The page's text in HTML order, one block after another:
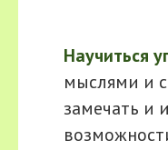
Научиться
мыслями и
замечать и